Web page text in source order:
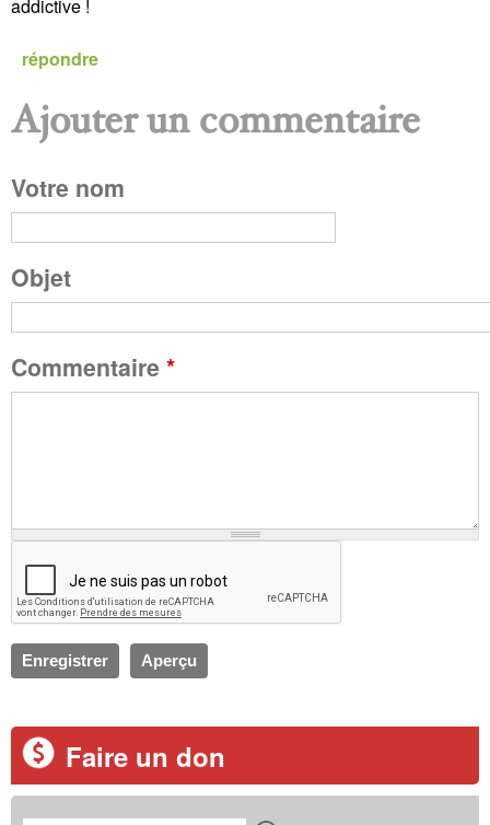
addictive !
répondre
P
a
g
e
s
Ajouter un commentaire
Votre nom
Objet
Commentaire *
Faire un don